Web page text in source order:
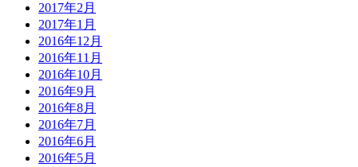
2017年2月
2017年1月
2016年12月
2016年11月
2016年10月
2016年9月
2016年8月
2016年7月
2016年6月
2016年5月